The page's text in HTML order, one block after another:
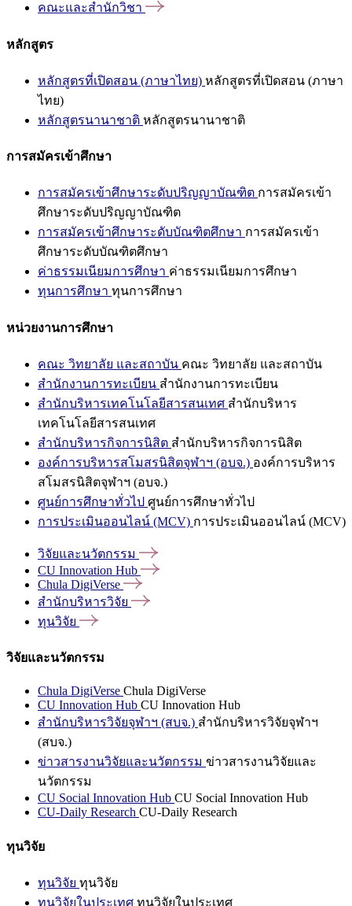
คณะและสำนักวิชา
หลักสูตร
หลักสูตรที่เปิดสอน (ภาษาไทย) หลักสูตรที่เปิดสอน (ภาษา
ไทย)
หลักสูตรนานาชาติ หลักสูตรนานาชาติ
การสมัครเข้าศึกษา
การสมัครเข้าศึกษาระดับปริญญาบัณฑิต การสมัครเข้า
ศึกษาระดับปริญญาบัณฑิต
การสมัครเข้าศึกษาระดับบัณฑิตศึกษา การสมัครเข้า
ศึกษาระดับบัณฑิตศึกษา
ค่าธรรมเนียมการศึกษา ค่าธรรมเนียมการศึกษา
ทุนการศึกษา ทุนการศึกษา
หน่วยงานการศึกษา
คณะ วิทยาลัย และสถาบัน คณะ วิทยาลัย และสถาบัน
สำนักงานการทะเบียน สำนักงานการทะเบียน
สำนักบริหารเทคโนโลยีสารสนเทศ สำนักบริหาร
เทคโนโลยีสารสนเทศ
สำนักบริหารกิจการนิสิต สำนักบริหารกิจการนิสิต
องค์การบริหารสโมสรนิสิตจุฬาฯ (อบจ.) องค์การบริหาร
สโมสรนิสิตจุฬาฯ (อบจ.)
ศูนย์การศึกษาทั่วไป ศูนย์การศึกษาทั่วไป
การประเมินออนไลน์ (MCV) การประเมินออนไลน์ (MCV)
วิจัยและนวัตกรรม
CU Innovation Hub
Chula DigiVerse
สำนักบริหารวิจัย
ทุนวิจัย
วิจัยและนวัตกรรม
Chula DigiVerse Chula DigiVerse
CU Innovation Hub CU Innovation Hub
สำนักบริหารวิจัยจุฬาฯ (สบจ.) สำนักบริหารวิจัยจุฬาฯ
(สบจ.)
ข่าวสารงานวิจัยและนวัตกรรม ข่าวสารงานวิจัยและ
นวัตกรรม
CU Social Innovation Hub CU Social Innovation Hub
CU-Daily Research CU-Daily Research
ทุนวิจัย
ทุนวิจัย ทุนวิจัย
ทุนวิจัยในประเทศ ทุนวิจัยในประเทศ